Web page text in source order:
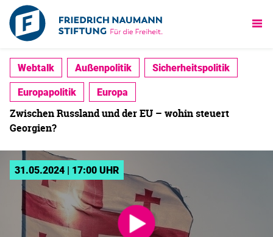
Webtalk Außenpolitik
Sicherheitspolitik
Europapolitik
Europa
Zwischen Russland und der EU – wohin steuert
Georgien?
31.05.2024 | 17:00 UHR